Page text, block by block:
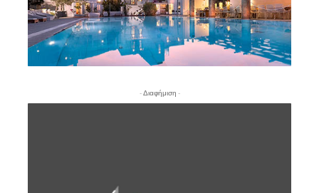
- Διαφήμιση -